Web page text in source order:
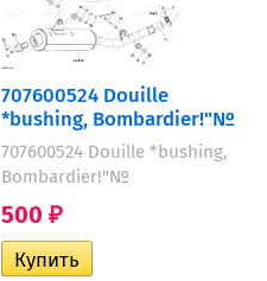
707600524 Douille
*bushing, Bombardier!"№
707600524 Douille *bushing,
Bombardier!"№
500 ₽